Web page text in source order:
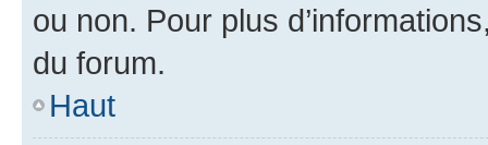
ou non. Pour plus
du forum.
Haut